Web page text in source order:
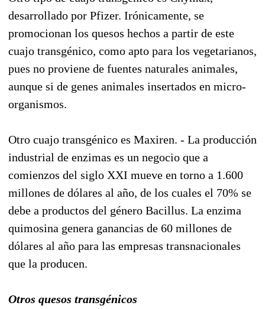
desarrollado por Pfizer. Irónicamente, se
promocionan los quesos hechos a partir de este
cuajo transgénico, como apto para los vegetarianos,
pues no proviene de fuentes naturales animales,
aunque si de genes animales insertados en micro-
organismos.
Otro cuajo transgénico es Maxiren. - La producción
industrial de enzimas es un negocio que a
comienzos del siglo XXI mueve en torno a 1.600
millones de dólares al año, de los cuales el 70% se
debe a productos del género Bacillus. La enzima
quimosina genera ganancias de 60 millones de
dólares al año para las empresas transnacionales
que la producen.
Otros quesos transgénicos